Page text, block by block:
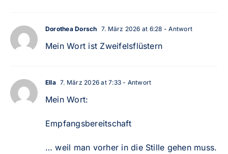
Dorothea Dorsch 7. März 2026 at 6:28 - Antwort
Mein Wort ist Zweifelsflüstern
Ella 7. März 2026 at 7:33 - Antwort
Mein Wort:
Empfangsbereitschaft
… weil man vorher in die Stille gehen muss.